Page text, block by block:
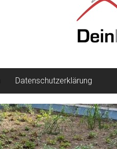
Datenschutzerklärung